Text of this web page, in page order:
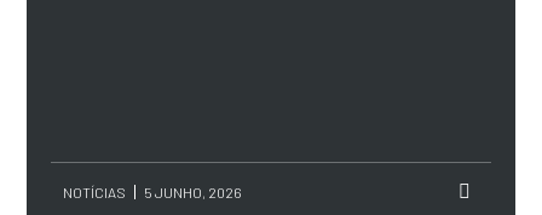
NOTÍCIAS 5 JUNHO, 2026